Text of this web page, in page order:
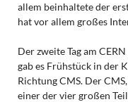
allem beinhaltete der
hat vor allem großes
Der zweite Tag am
gab es Frühstück in der
Richtung CMS. Der
einer der vier großen